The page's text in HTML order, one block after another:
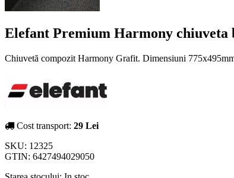
Elefant Premium Harmony chiuveta
Chiuvetă compozit Harmony Grafit. Dimensiuni
Cost transport: 29 Lei
SKU: 12325
GTIN: 6427494029050